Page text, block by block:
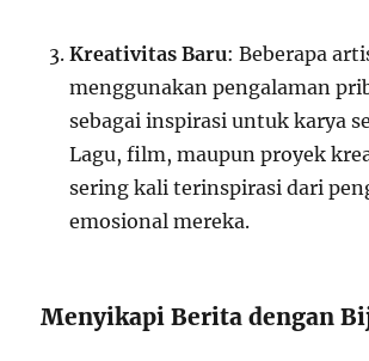
Kreativitas Baru: Beberapa
menggunakan pengalaman
sebagai inspirasi untuk karya
Lagu, film, maupun proyek
sering kali terinspirasi dari
emosional mereka.
Menyikapi Berita dengan